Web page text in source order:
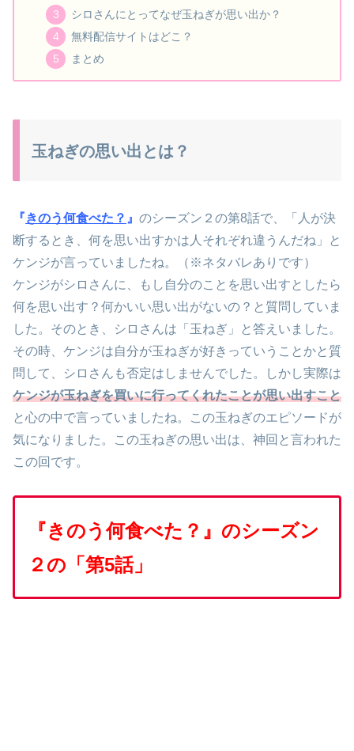
シロさんにとってなぜ玉ねぎが思い出か？
無料配信サイトはどこ？
まとめ
玉ねぎの思い出とは？
『きのう何食べた？ 』 のシーズン２の第8話で、「人が決
断するとき、何を思い出すかは人それぞれ違うんだね」と
ケンジが言っていましたね。（※ネタバレありです）
ケンジがシロさんに、もし自分のことを思い出すとしたら
何を思い出す？何かいい思い出がないの？と質問していま
した。そのとき、シロさんは「玉ねぎ」と答えいました。
その時、ケンジは自分が玉ねぎが好きっていうことかと質
問して、シロさんも否定はしませんでした。しかし実際は
ケンジが玉ねぎを買いに行ってくれたことが思い出すこと
と心の中で言っていましたね。この玉ねぎのエピソードが
気になりました。この玉ねぎの思い出は、神回と言われた
この回です。
『きのう何食べた？』のシーズン
２の「第5話」